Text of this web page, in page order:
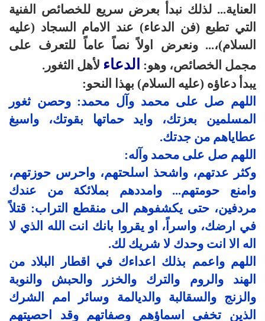
العناية... لذلك نبدأ بعرض سريع للخصائص الفنية‌
التي تطبع (فن الدعاء) عند الامام السجاد (عليه
السلام)،... ونعرض اولاً نصاً عاماً للتعرف على
مجمل الخصائص، وهو: الدعاء لأهل الثغور.
يبدأ دعاؤه (عليه السلام) بهذا النحو:
اللهم صل على محمد وآل محمد: وحصن ثغور
المسلمين بعزتك، وايد حماتها بقوتك، واسبغ
عطاياهم من جدتك.
اللهم صل على محمد وآله:
وكثر عدتهم، واشحذ اسلحتهم، واحرس حوزتهم،
وامنع حومتهم... وامددهم بملائكة من عندك
مردفين، حتى يكشفوهم الى منقطع التراب: قتلاً
في ارضك، واسراً، او يقروا بانك انت الله الذي لا
اله الا انت وحدك لا شريك لك.
اللهم واعمم بذلك اعداءك في اقطار البلاد من
الهند والروم والترك والخزر والحبش والنوبة
والزنج والسقالبة والديالمة وسائر امم الشرك
الذين تخفى اسماؤهم وصفاتهم وقد احصيتهم